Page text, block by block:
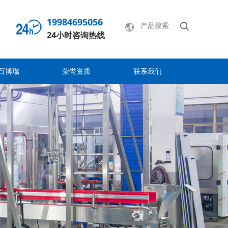
19984695056
24小时咨询热线
博瑞 荣誉资质 联系我们